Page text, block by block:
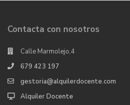
Contacta con nosotros
Calle Marmolejo,4
679 423 197
gestoria@alquilerdocente.com
Alquiler Docente